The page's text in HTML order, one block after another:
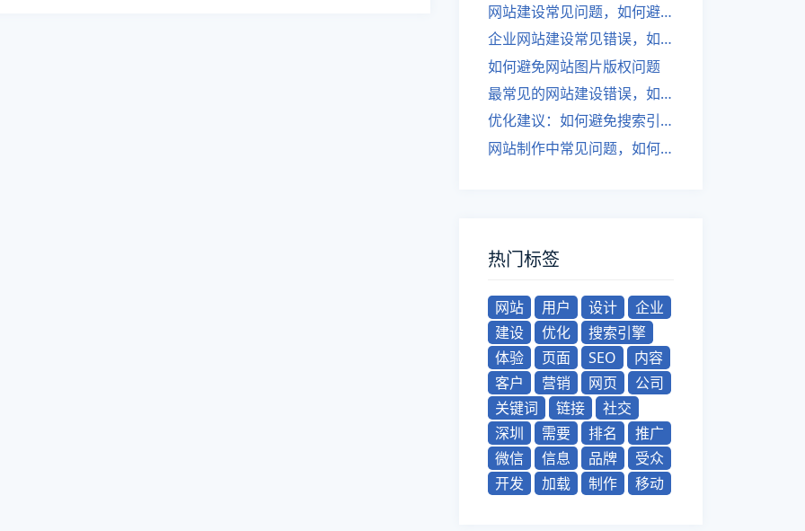
网站建设常见问题，如何避免？
企业网站建设常见错误，如何避免？
如何避免网站图片版权问题
最常见的网站建设错误，如何避免？
优化建议：如何避免搜索引擎惩罚你的网站改版。
网站制作中常见问题，如何避免？
热门标签
网站 用户 设计
企业
建设
优化
搜索引擎
体验
页面 SEO
内容
客户
营销 网页
公司
关键词
链接
社交
深圳
需要 排名
推广
微信
信息 品牌
受众
开发
加载 制作 移动